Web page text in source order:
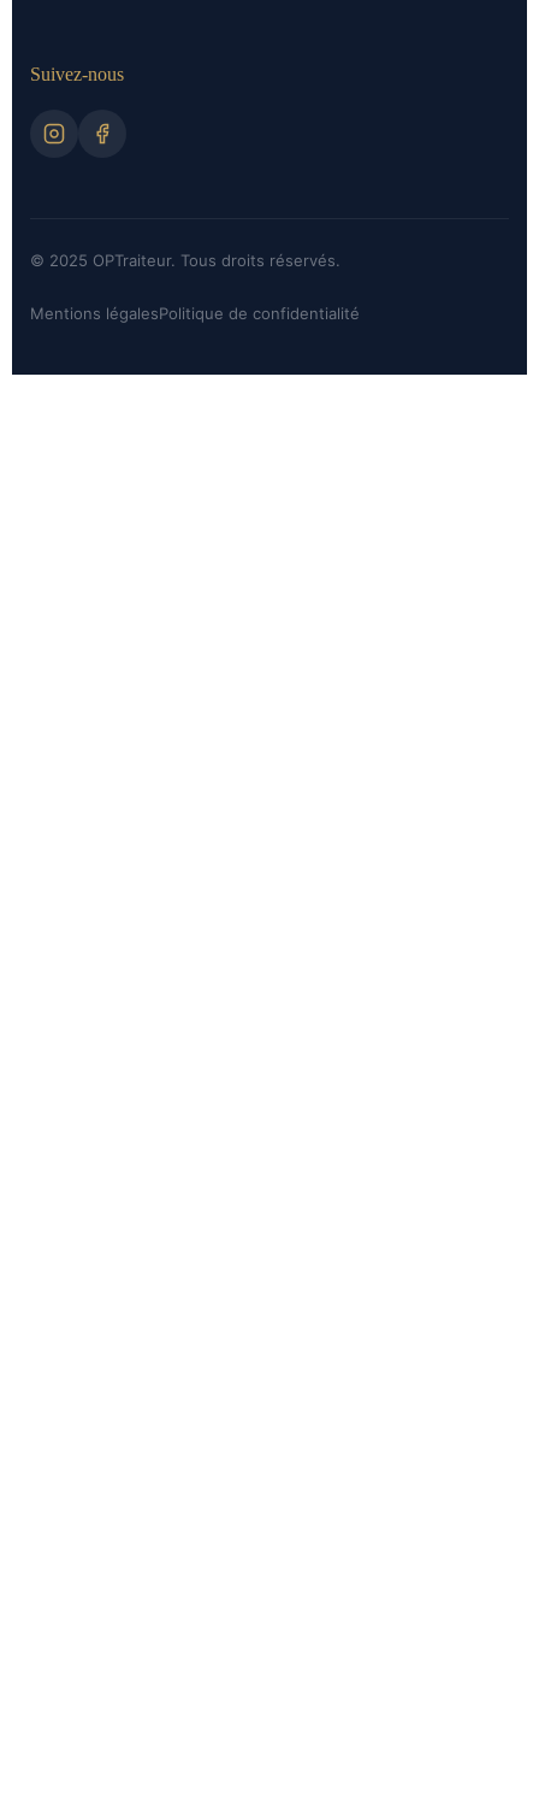
Suivez-nous
© 2025 OPTraiteur. Tous droits réservés.
Mentions légalesPolitique de confidentialité